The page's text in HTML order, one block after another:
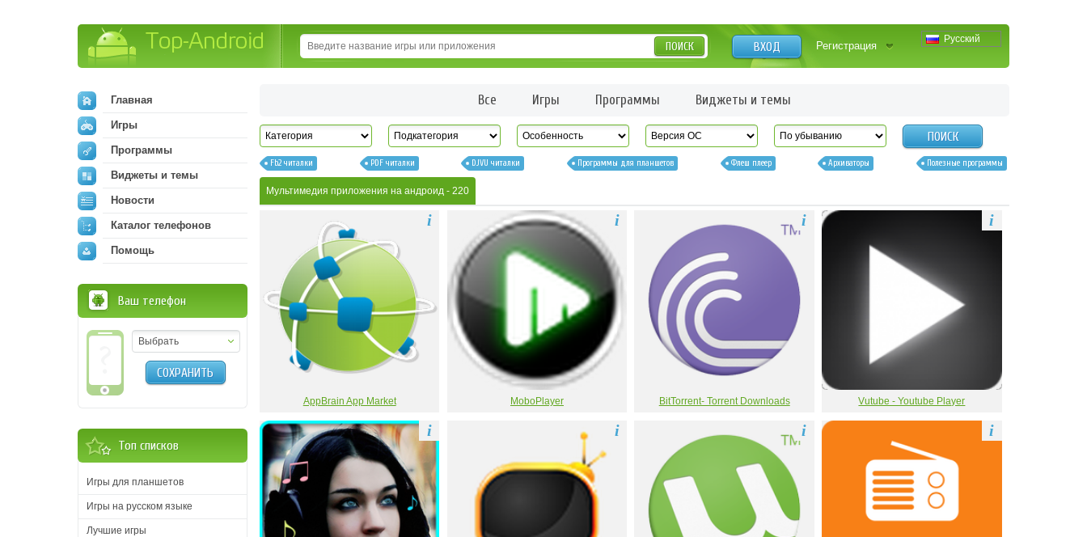
Русский
ВХОД Регистрация
ПОИСК
Все Игры Программы Виджеты и темы
ПОИСК
Fb2 читалки PDF читалки DJVU читалки Программы для планшетов Флеш плеер Архиваторы Полезные программы
Мультимедия приложения на андроид - 220
AppBrain App Market
i
MoboPlayer
i
BitTorrent- Torrent Downloads
i
Vutube - Youtube Player
i
i i i i
Главная
Игры
Программы
Виджеты и темы
Новости
Каталог телефонов
Помощь
Ваш телефон
Выбрать
СОХРАНИТЬ
Топ списков
Игры для планшетов
Игры на русском языке
Лучшие игры